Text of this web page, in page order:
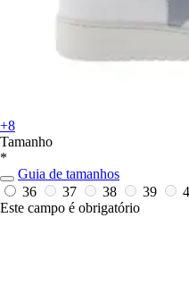
+8
Tamanho
*
Guia de tamanhos
36
37 38 39
Este campo é obrigatório